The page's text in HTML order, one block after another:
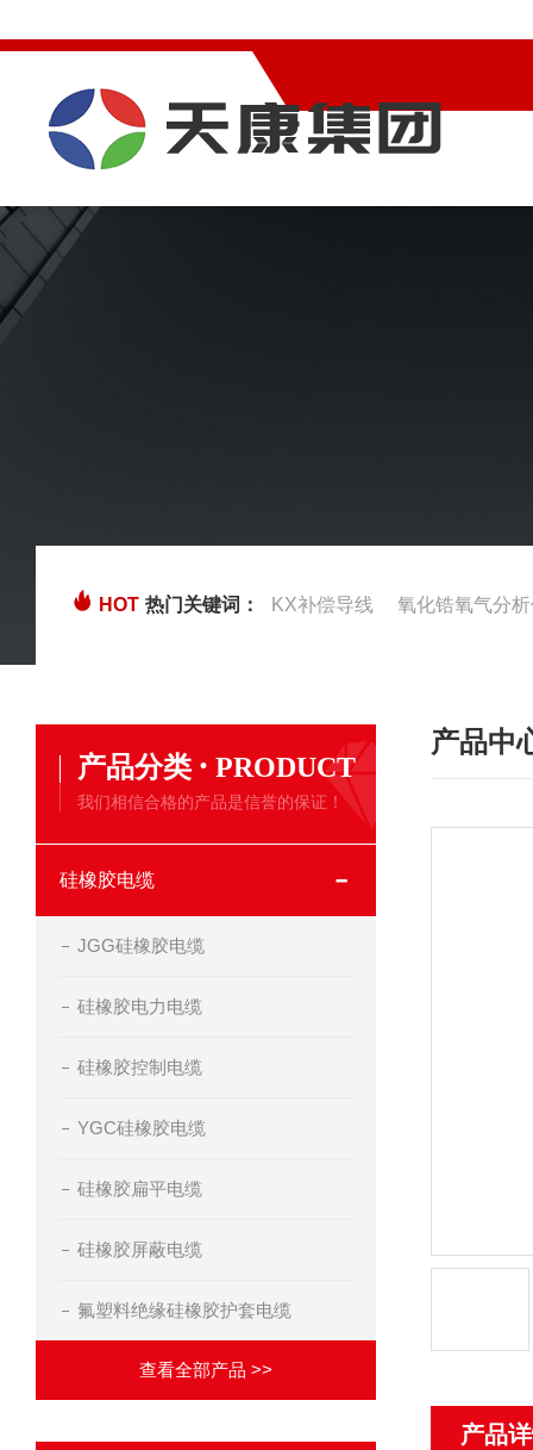
HOT 热门关键词： KX补偿导线 氧化锆氧气分
产品分类 · PRODUCT
我们相信合格的产品是信誉的保证！
硅橡胶电缆
JGG硅橡胶电缆
硅橡胶电力电缆
硅橡胶控制电缆
YGC硅橡胶电缆
硅橡胶扁平电缆
硅橡胶屏蔽电缆
氟塑料绝缘硅橡胶护套电缆
查看全部产品 >>
产品中
产品